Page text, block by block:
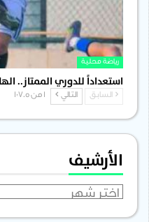
رياضة محلية
استعداداً للدوري الممتاز..
السابق التالي
الأرشيف
الأرشيف